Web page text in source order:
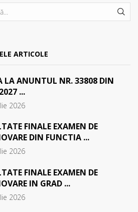
ARTICOLE
LA ANUNTUL NR. 33808 DIN
...
2026
FINALE EXAMEN DE
DIN FUNCTIA ...
2026
FINALE EXAMEN DE
IN GRAD ...
2026